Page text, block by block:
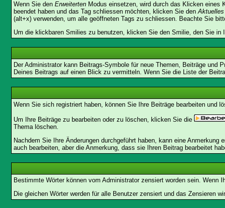
Wenn Sie den ErweitertenModus einsetzen, wird durch das Klicken eines
beendet haben und das Tag schliessen möchten, klicken Sie den
(alt+x) verwenden, um alle geöffneten Tags zu schliessen. Beachte Sie
Um die klickbaren Smilies zu benutzen, klicken Sie den Smilie, den Sie
Der Administrator kann Beitrags-Symbole für neue Themen, Beiträge
Deines Beitrags auf einen Blick zu vermitteln. Wenn Sie die Liste der
Wenn Sie sich registriert haben, können Sie Ihre Beiträge bearbeiten und
Um Ihre Beiträge zu bearbeiten oder zu löschen, klicken Sie die
Thema löschen.
Nachdem Sie Ihre Änderungen durchgeführt haben, kann eine
auch bearbeiten, aber die Anmerkung, dass sie Ihren Beitrag bearbeitet
Bestimmte Wörter können vom Administrator zensiert worden sein. Wenn
Die gleichen Wörter werden für alle Benutzer zensiert und das Zensieren